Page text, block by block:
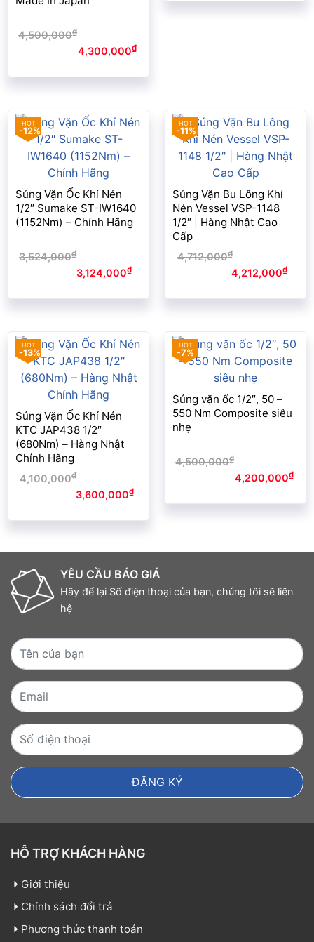
4,500,000₫
4,500,000₫.4,300,000₫Giá
-12%
Súng Vặn Ốc Khí Nén
1/2″ Sumake ST-IW1640
(1152Nm) – Chính Hãng
3,524,000₫
3,124,000₫Giá
-11%
Súng Vặn Bu Lông Khí
Nén Vessel VSP-1148
1/2″ | Hàng Nhật Cao
Cấp
4,712,000₫
4,712,000₫.4,212,000₫Giá
-13%
Súng Vặn Ốc Khí Nén
KTC JAP438 1/2″
(680Nm) – Hàng Nhật
Chính Hãng
4,100,000₫
3,600,000₫Giá
-7%
Súng vặn ốc 1/2″, 50 –
550 Nm Composite siêu
nhẹ
4,500,000₫
4,500,000₫.4,200,000₫Giá
YÊU CẦU BÁO GIÁ
Hãy để lại Số điện thoại của bạn, chúng tôi sẽ liên
hệ
HỖ TRỢ KHÁCH HÀNG
Giới thiệu
Chính sách đổi trả
Phương thức thanh toán